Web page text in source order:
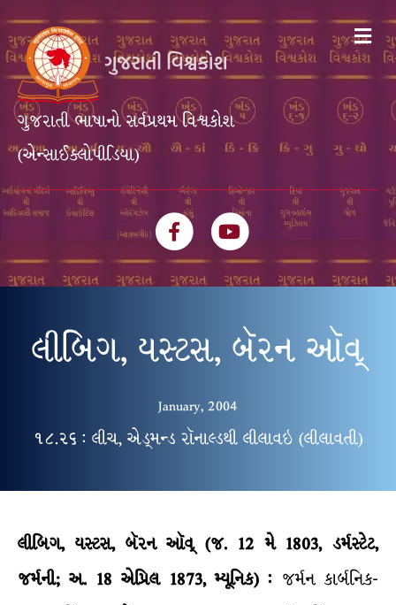
ગુજરાતી ભાષાનો સર્વપ્રથમ વિશ્વકોશ
(એન્સાઈક્લોપીડિયા)
FacebookYoutube
લીબિગ, યસ્ટસ, બૅરન ઑવ્
January, 2004
૧૮.૨૬ : લીચ, એડ્મન્ડ રૉનાલ્ડથી લીલાવઇ (લીલાવતી)
લીબિગ, યસ્ટસ, બૅરન ઑવ્ (જ. 12 મે 1803, ડર્મસ્ટેટ,
જર્મની; અ. 18 એપ્રિલ 1873, મ્યૂનિક) : જર્મન કાર્બનિક-